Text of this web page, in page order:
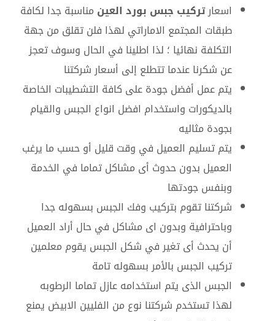
اسعارتركيب جبس بورد العين مناسبة جدا لكافة
طبقات المجتمع الاماراتي لهذا فلن تقلق من جهة
التكلفة نهائيا ؛ لذا اطلينا في الحال وسوف تعجز
عن شكرنا عندما تتطلع إلى أسعار شركتنا
يتم عمل أفضل جودة على كافة التشطيبات الخاصة
بالديكورات واستخدام افضل انواع الجبس والقيام
بجودة مثاليه
يتم تسليم العميل في وقت قليل أو حسب ما يرغب
العميل بدون حدوث أى مشاكل تماما في الخدمة
وبنفس جودتها
شركتنا تقوم بتركيب وفك الجبس بسهوله جدا
وباحترافية وبدون اى مشاكل في حال أراد العميل
أن يحدث أى تغير في شكل الجبس يقوم معلمين
تركيب الجبس بالأمر بسهوله تامة
الجبس الذى يتم استخدامه عازل تماما الرطوبه
لهذا تستخدم شركتنا نوع من الفليين الابيض يمنع